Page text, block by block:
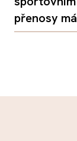
přenosy